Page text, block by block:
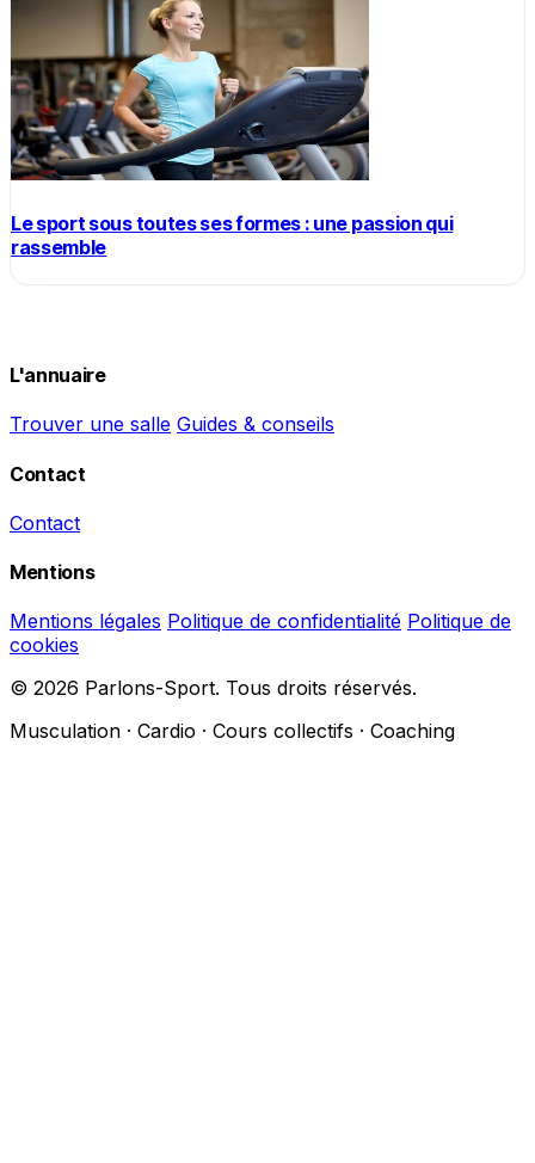
Le sport sous toutes ses formes : une passion qui
rassemble
L'annuaire
Trouver une salle Guides & conseils
Contact
Contact
Mentions
Mentions légales Politique de confidentialité Politique de
cookies
© 2026 Parlons-Sport. Tous droits réservés.
Musculation · Cardio · Cours collectifs · Coaching